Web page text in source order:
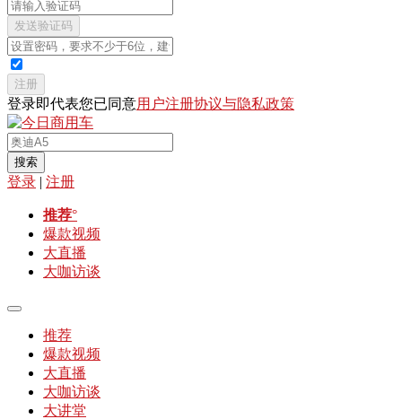
发送验证码
注册
登录即代表您已同意用户注册协议与隐私政策
搜索
登录 | 注册
推荐°
爆款视频
大直播
大咖访谈
推荐
爆款视频
大直播
大咖访谈
大讲堂